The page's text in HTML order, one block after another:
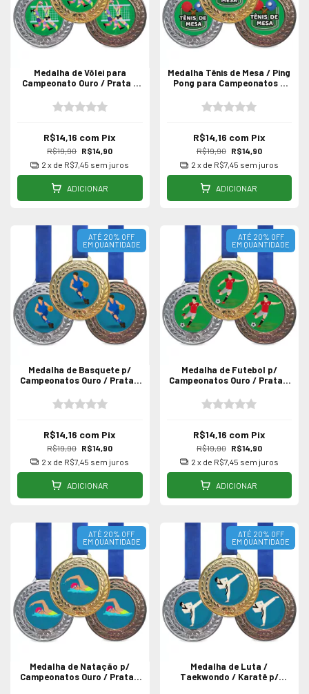
Medalha de Vôlei para
Campeonato Ouro / Prata /
R$19,90 R$14,90
R$14,16 com Pix
2 x de R$7,45 sem juros
ADICIONAR
Medalha Tênis de Mesa / Ping
Pong para Campeonatos -
R$19,90 R$14,90
R$14,16 com Pix
2 x de R$7,45 sem juros
ADICIONAR
ATÉ 20% OFF
EM QUANTIDADE
Medalha de Basquete p/
Campeonatos Ouro / Prata /
R$19,90 R$14,90
R$14,16 com Pix
2 x de R$7,45 sem juros
ADICIONAR
ATÉ 20% OFF
EM QUANTIDADE
Medalha de Futebol p/
Campeonatos Ouro / Prata /
R$19,90 R$14,90
R$14,16 com Pix
2 x de R$7,45 sem juros
ADICIONAR
ATÉ 20% OFF
EM QUANTIDADE
Medalha de Natação p/
Campeonatos Ouro / Prata /
ATÉ 20% OFF
EM QUANTIDADE
Medalha de Luta /
Taekwondo / Karatê p/